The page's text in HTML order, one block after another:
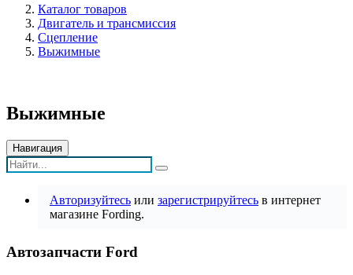
Каталог товаров
Двигатель и трансмиссия
Сцепление
Выжимные
Выжимные
Навигация
Авторизуйтесь или зарегистрируйтесь в интернет
магазине Fording.
Автозапчасти Ford